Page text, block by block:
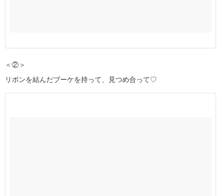
＜②＞
リボンを結んだブーケを持って、見つめ合って♡